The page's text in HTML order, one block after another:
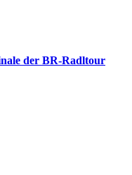
der BR-Radltour